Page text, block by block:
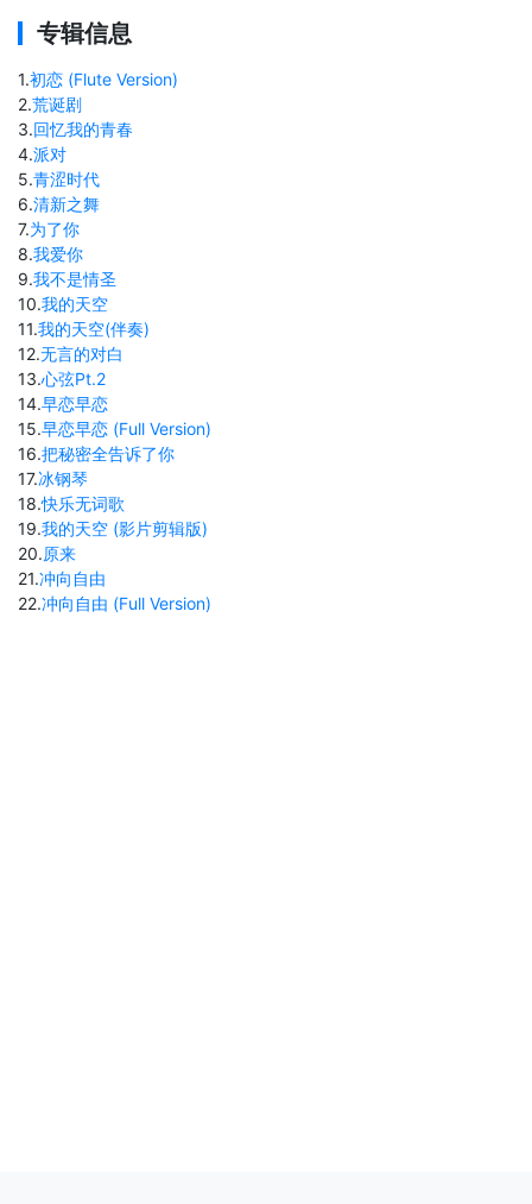
专辑信息
1.初恋 (Flute Version)
2.荒诞剧
3.回忆我的青春
4.派对
5.青涩时代
6.清新之舞
7.为了你
8.我爱你
9.我不是情圣
10.我的天空
11.我的天空(伴奏)
12.无言的对白
13.心弦Pt.2
14.早恋早恋
15.早恋早恋 (Full Version)
16.把秘密全告诉了你
17.冰钢琴
18.快乐无词歌
19.我的天空 (影片剪辑版)
20.原来
21.冲向自由
22.冲向自由 (Full Version)